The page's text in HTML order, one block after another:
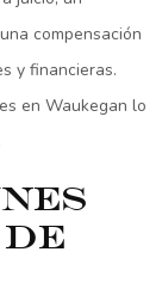
compensación
y financieras.
en Waukegan lo